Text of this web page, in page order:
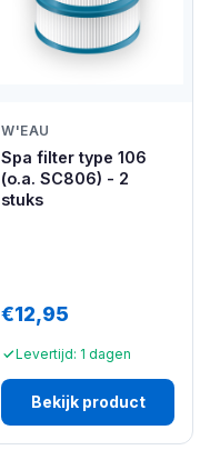
W'EAU
Spa filter type 106
(o.a. SC806) - 2
stuks
€12,95
Levertijd: 1 dagen
Bekijk product